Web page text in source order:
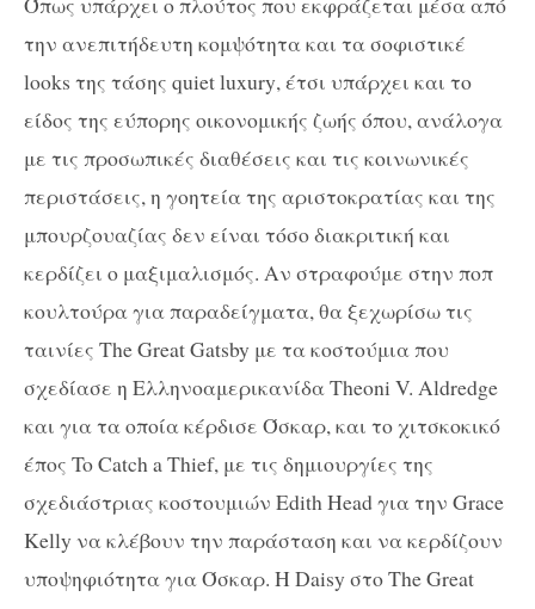
την ανεπιτήδευτη κομψότητα και τα σοφιστικέ
looks της τάσης quiet luxury, έτσι υπάρχει και το
είδος της εύπορης οικονομικής ζωής όπου, ανάλογα
με τις προσωπικές διαθέσεις και τις κοινωνικές
περιστάσεις, η γοητεία της αριστοκρατίας και της
μπουρζουαζίας δεν είναι τόσο διακριτική και
κερδίζει ο μαξιμαλισμός. Αν στραφούμε στην ποπ
κουλτούρα για παραδείγματα, θα ξεχωρίσω τις
ταινίες The Great Gatsby με τα κοστούμια που
σχεδίασε η Ελληνοαμερικανίδα Theoni V. Aldredge
και για τα οποία κέρδισε Όσκαρ, και το χιτσκοκικό
έπος ToCatch a Thief, με τις δημιουργίες της
σχεδιάστριας κοστουμιών Edith Headγια την Grace
Kelly να κλέβουν την παράσταση και να κερδίζουν
υποψηφιότητα για Όσκαρ. Η Daisy στοThe Great